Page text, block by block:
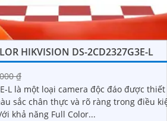
HIKVISION DS-2CD2327G3E-L
₫
L là một loại camera độc đáo được thiết
sắc chân thực và rõ ràng trong điều
yếu và ban đêm. Với khả năng Full Color...